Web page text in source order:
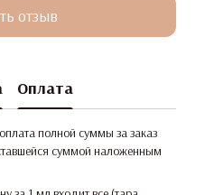
отзыв
Оплата
полной суммы за заказ
суммой наложенным